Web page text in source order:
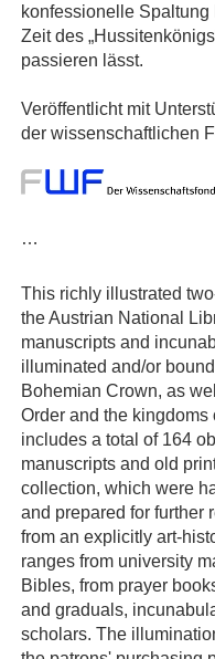
konfessionelle
Zeit des
passieren lässt.
Veröffentlicht mit
der wissenschaftlichen
…
This richly illustrated
the Austrian National
manuscripts and
illuminated and/or
Bohemian Crown, as
Order and the
includes a total of 164
manuscripts and old
collection, which were
and prepared for further
from an explicitly art-
ranges from university
Bibles, from prayer
and graduals,
scholars. The